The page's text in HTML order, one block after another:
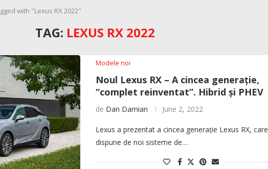
with "Lexus RX 2022"
TAG: LEXUS RX 2022
Modele noi
Noul Lexus RX – A cincea generație,
“complet reinventat”. Hibrid și PHEV
de Dan Damian June 2, 2022
Lexus a prezentat a cincea generație Lexus RX, care
dispune de noi sisteme de…